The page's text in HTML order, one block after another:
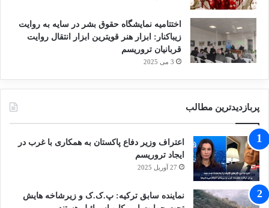
اختتامیه نمایشگاه حقوق بشر در سایه به روایت
زیباکنار: ابزار هنر قویترین ابزار انتقال روایت
قربانیان تروریسم
3 می 2025
پربازدیدترین مطالب
اعتراف وزیر دفاع پاکستان به همکاری با غرب در
ایجاد تروریسم
27 آوریل 2025
نماینده سابق ترکیه: پ.ک.ک و زیرشاخه هایش